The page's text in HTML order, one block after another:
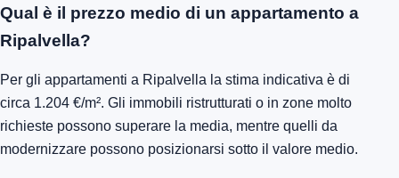
Qual è il prezzo medio di un appartamento a
Ripalvella?
Per gli appartamenti a Ripalvella la stima indicativa è di
circa 1.204 €/m². Gli immobili ristrutturati o in zone molto
richieste possono superare la media, mentre quelli da
modernizzare possono posizionarsi sotto il valore medio.